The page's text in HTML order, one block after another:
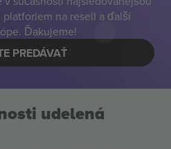
na resell a ďalší
Ďakujeme!
PREDÁVAŤ
udelená